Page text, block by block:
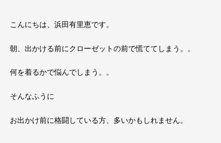
こんにちは、浜田有里恵です。
朝、出かける前にクローゼットの前で慌ててしまう。。
何を着るかで悩んでしまう。。
そんなふうに
お出かけ前に格闘している方、多いかもしれません。